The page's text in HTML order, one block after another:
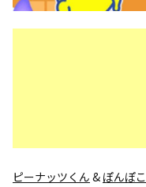
ピーナッツくん & ぽんぽこ